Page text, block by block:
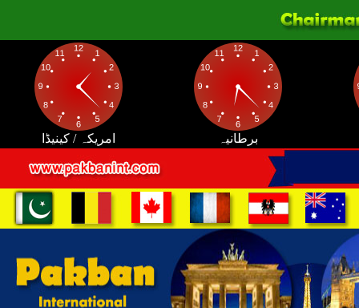
امریکہ / کینیڈا برطانیہ